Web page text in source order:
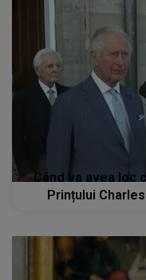
Când va avea loc
Prințului